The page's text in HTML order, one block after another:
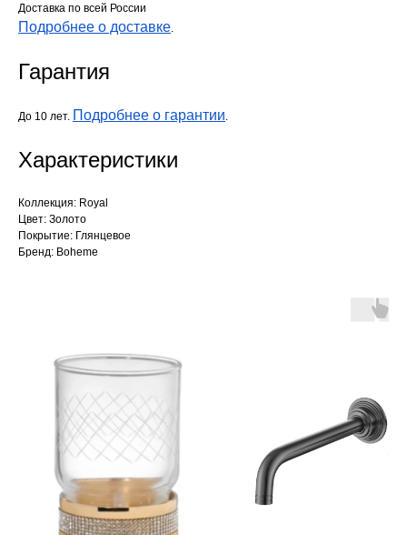
Доставка по всей России
Подробнее о доставке.
Гарантия
До 10 лет. Подробнее о гарантии.
Характеристики
Коллекция: Royal
Цвет: Золото
Покрытие: Глянцевое
Бренд: Boheme